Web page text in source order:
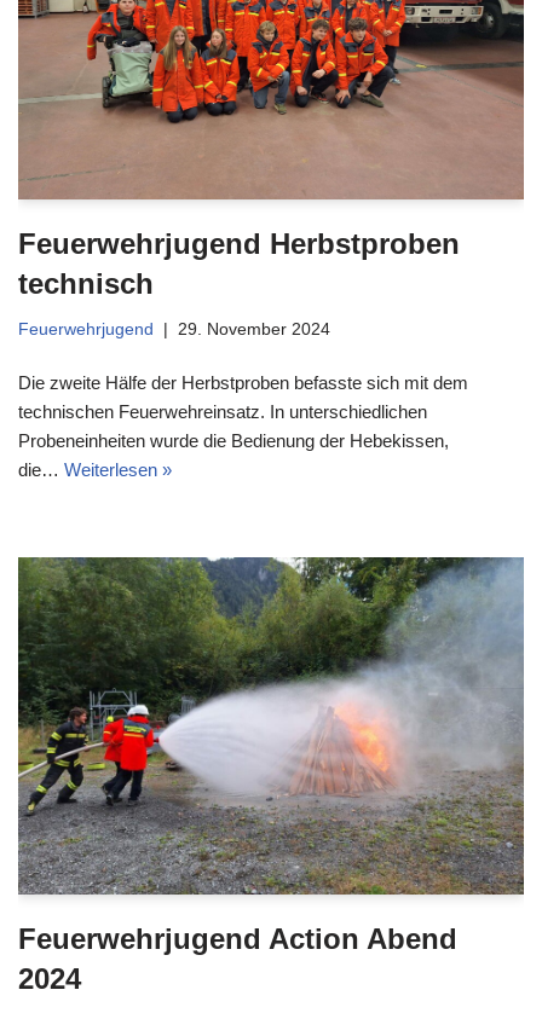
Feuerwehrjugend Herbstproben
technisch
Feuerwehrjugend 29. November 2024
Die zweite Hälfe der Herbstproben befasste sich mit dem
technischen Feuerwehreinsatz. In unterschiedlichen
Probeneinheiten wurde die Bedienung der Hebekissen,
die… Weiterlesen »
Feuerwehrjugend Action Abend
2024